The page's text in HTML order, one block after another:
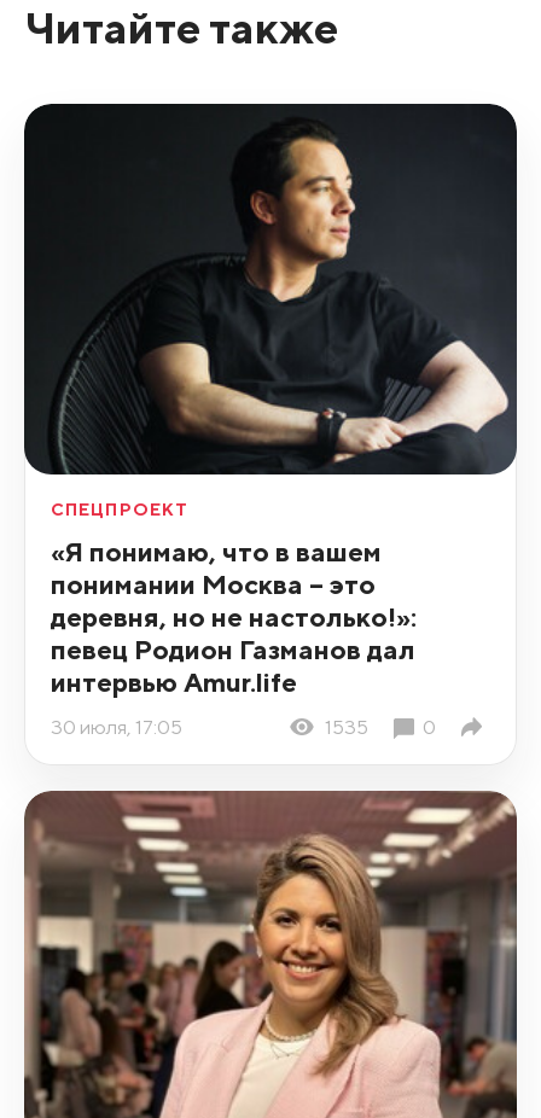
Читайте также
СПЕЦПРОЕКТ
«Я понимаю, что в вашем
понимании Москва – это
деревня, но не настолько!»:
певец Родион Газманов дал
интервью Amur.life
30 июля, 17:05 1535 0